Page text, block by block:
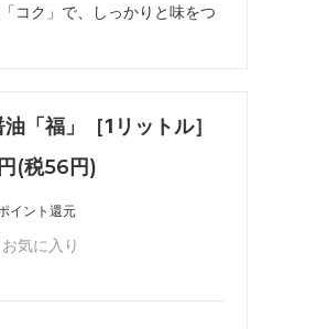
コク」で、しっかりと味をつ
「福」［1リットル］
(税56円)
イント還元
お気に入り